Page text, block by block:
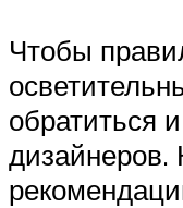
Чтобы
обратиться
дизайнеров.